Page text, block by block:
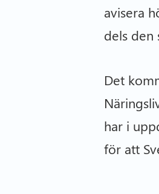
avisera
dels den
Det
har i
för att